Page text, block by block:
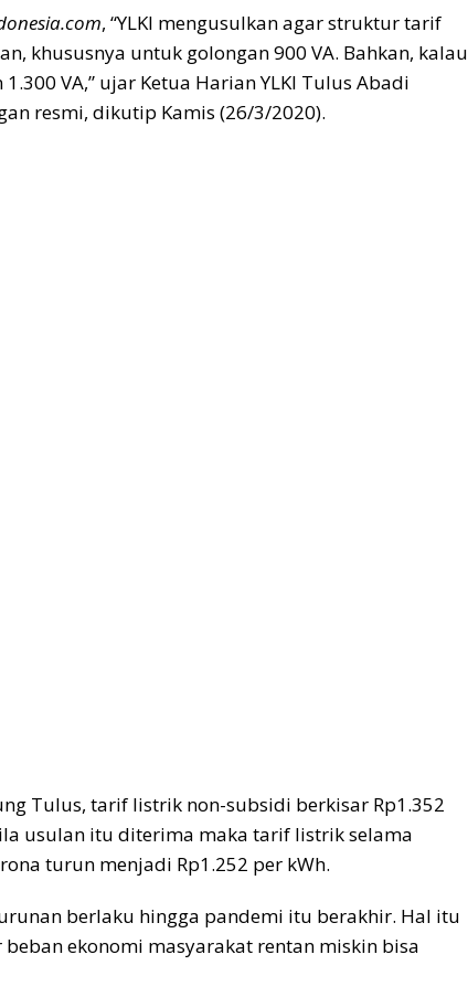
, “YLKI mengusulkan agar struktur tarif
khususnya untuk golongan 900 VA. Bahkan, kalau
VA,” ujar Ketua Harian YLKI Tulus Abadi
resmi, dikutip Kamis (26/3/2020).
Tulus, tarif listrik non-subsidi berkisar Rp1.352
usulan itu diterima maka tarif listrik selama
turun menjadi Rp1.252 per kWh.
berlaku hingga pandemi itu berakhir. Hal itu
ekonomi masyarakat rentan miskin bisa